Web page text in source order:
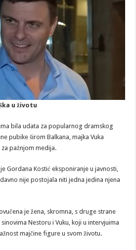
u životu
bila udata za popularnog dramskog
pubike širom Balkana, majka Vuka
za pažnjom medija.
Gordana Kostić eksponiranje u javnosti,
nije postojala niti jedna jedina njena
je žena, skromna, s druge strane
Nestoru i Vuku, koji u intervjuima
majčine figure u svom životu.